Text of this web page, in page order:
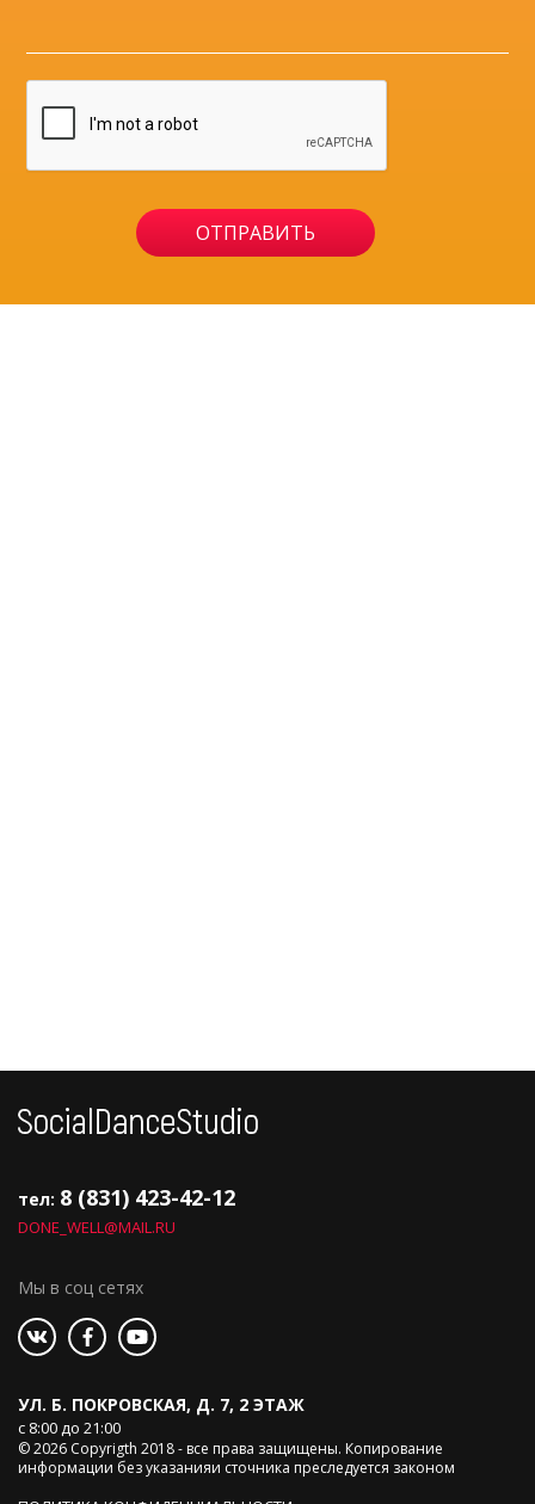
тел: 8 (831) 423-42-12
DONE_WELL@MAIL.RU
Мы в соц сетях
УЛ. Б. ПОКРОВСКАЯ, Д. 7, 2 ЭТАЖ
с 8:00 до 21:00
© 2026 Copyrigth 2018 - все права защищены. Копирование
информации без указанияи сточника преследуется законом